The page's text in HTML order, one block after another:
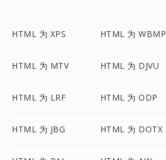
HTML 为 XPS HTML 为 WBMP
HTML 为 MTV HTML 为 DJVU
HTML 为 LRF HTML 为 ODP
HTML 为 JBG HTML 为 DOTX